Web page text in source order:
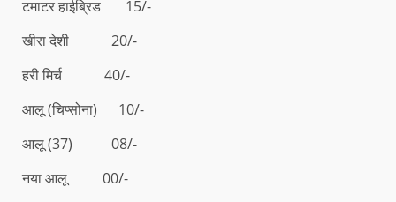
टमाटर हाईब्रिड 15/-
खीरा देशी 20/-
हरी मिर्च 40/-
आलू (चिप्सोना) 10/-
आलू (37) 08/-
नया आलू 00/-